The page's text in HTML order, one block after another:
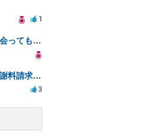
1
免責許可の決定後、債権者と会ってもいいのか？
未成年の娘がネット恋愛で慰謝料請求を受けた場合の対処法は？
3